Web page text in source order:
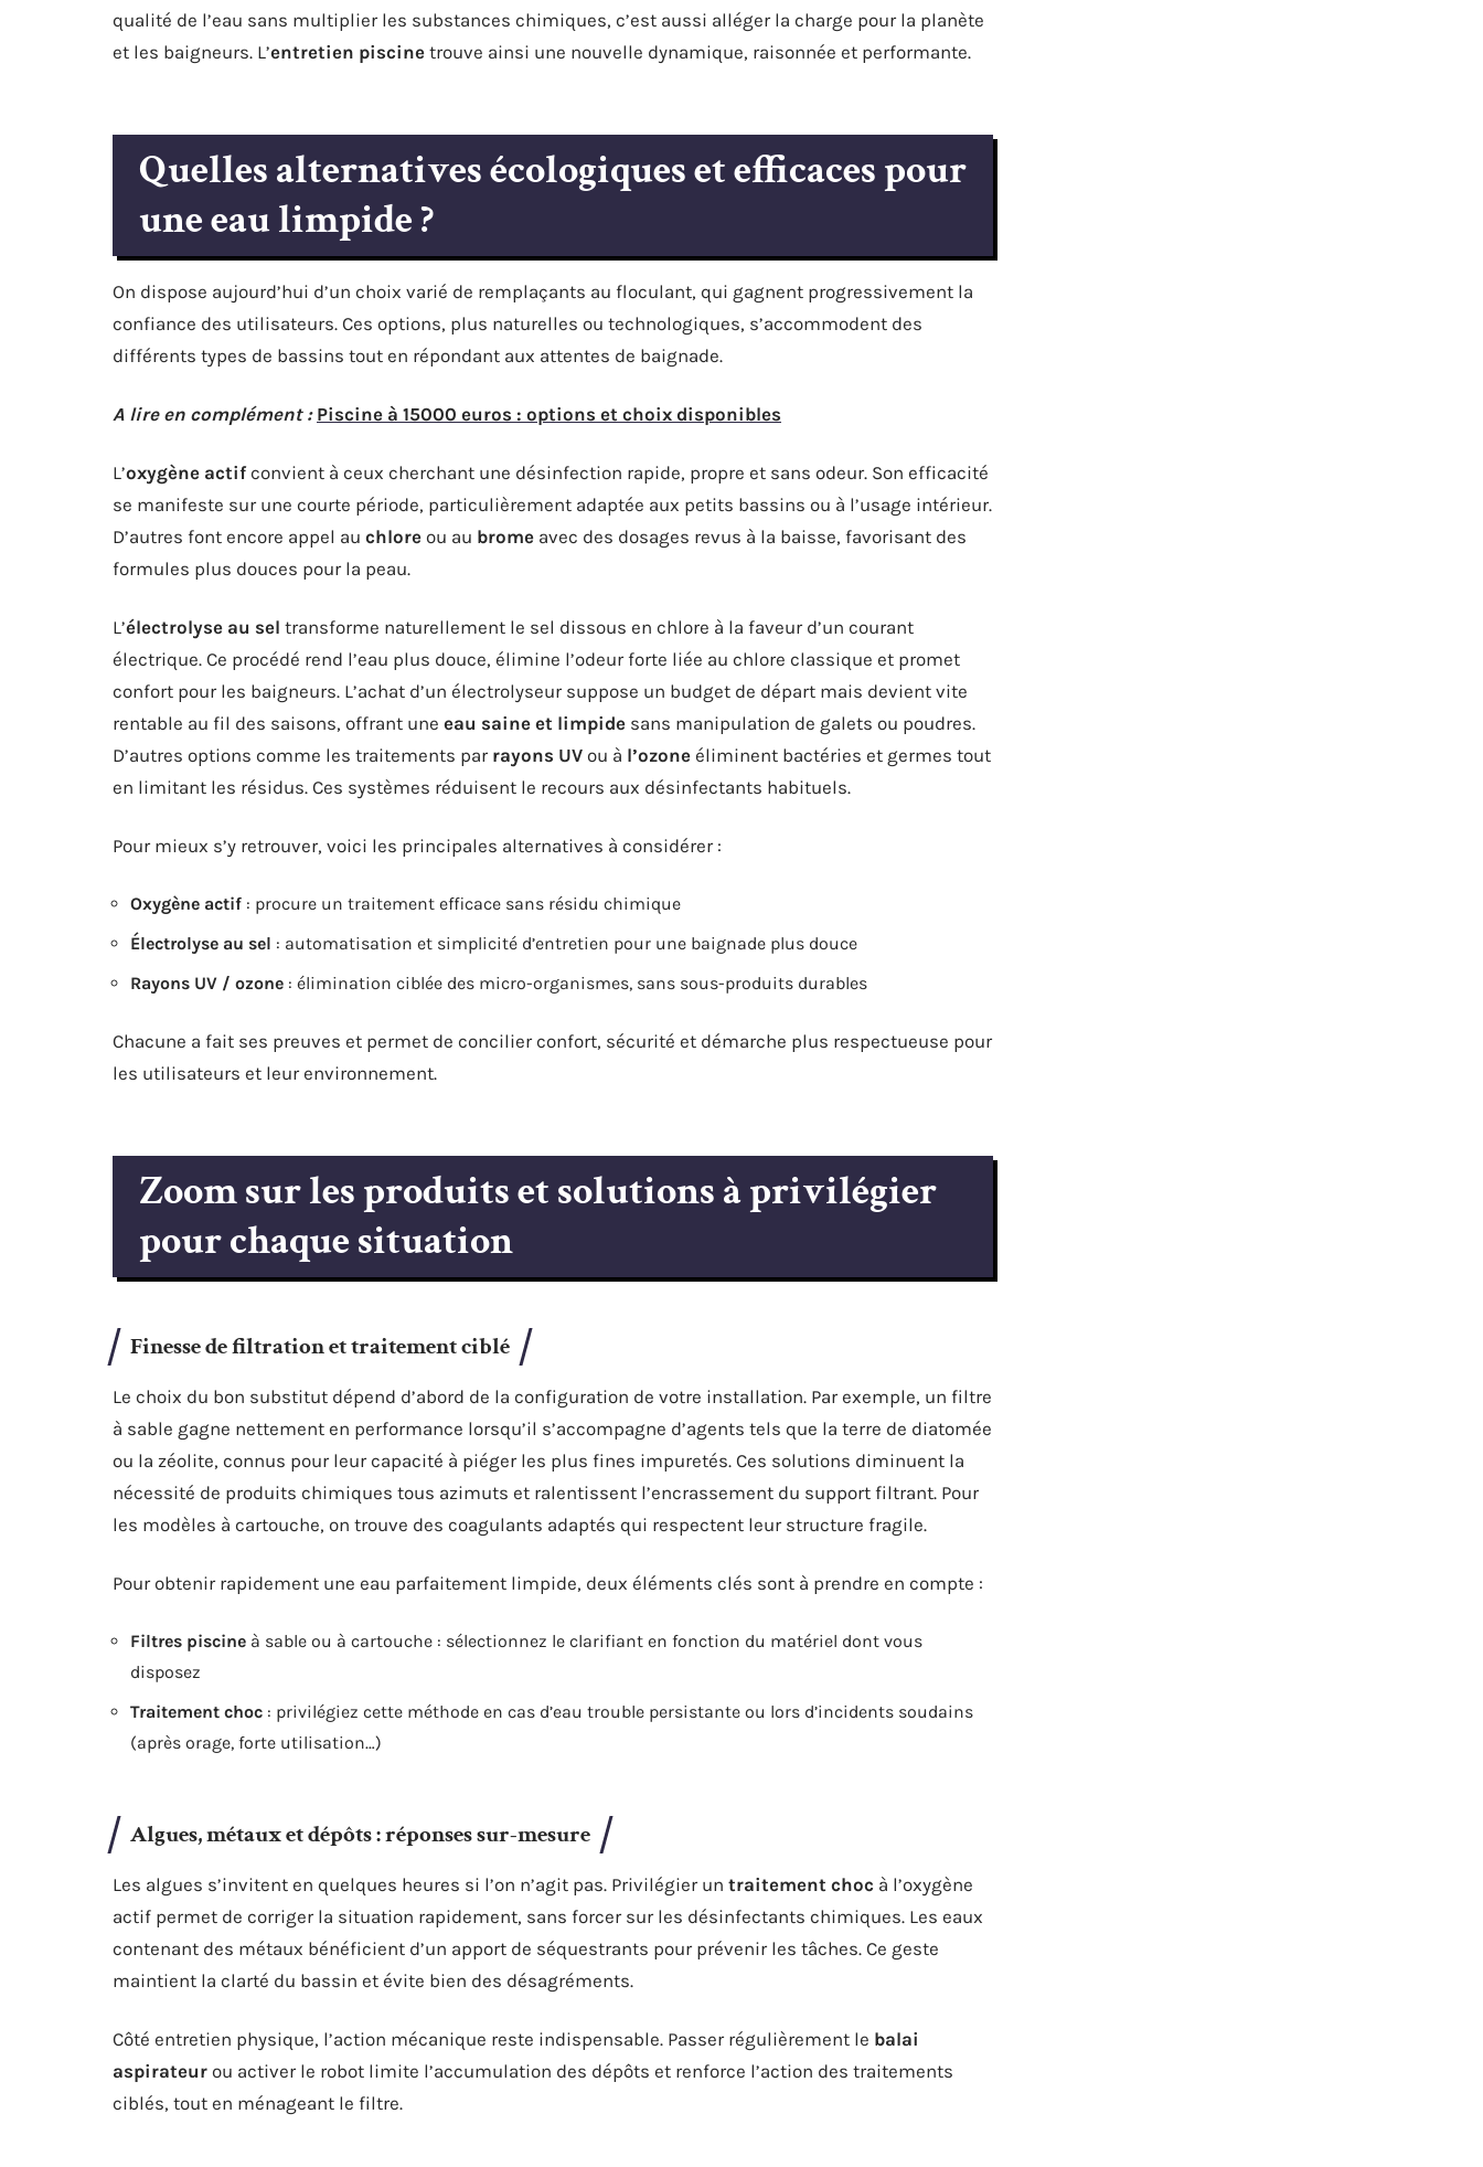
qualité de l’eau sans multiplier les substances chimiques, c’est aussi alléger la charge pour la planète
et les baigneurs. L’entretien piscine trouve ainsi une nouvelle dynamique, raisonnée et performante.
Quelles alternatives écologiques et efficaces pour
une eau limpide ?
On dispose aujourd’hui d’un choix varié de remplaçants au floculant, qui gagnent progressivement la
confiance des utilisateurs. Ces options, plus naturelles ou technologiques, s’accommodent des
différents types de bassins tout en répondant aux attentes de baignade.
A lire en complément : Piscine à 15000 euros : options et choix disponibles
L’oxygène actifconvient à ceux cherchant une désinfection rapide, propre et sans odeur. Son efficacité
se manifeste sur une courte période, particulièrement adaptée aux petits bassins ou à l’usage intérieur.
D’autres font encore appel au chlore ou au brome avec des dosages revus à la baisse, favorisant des
formules plus douces pour la peau.
L’électrolyse au sel transforme naturellement le sel dissous en chlore à la faveur d’un courant
électrique. Ce procédé rend l’eau plus douce, élimine l’odeur forte liée au chlore classique et promet
confort pour les baigneurs. L’achat d’un électrolyseur suppose un budget de départ mais devient vite
rentable au fil des saisons, offrant une eau saine et limpide sans manipulation de galets ou poudres.
D’autres options comme les traitements par rayons UV ou à l’ozone éliminent bactéries et germes tout
en limitant les résidus. Ces systèmes réduisent le recours aux désinfectants habituels.
Pour mieux s’y retrouver, voici les principales alternatives à considérer :
Oxygène actif : procure un traitement efficace sans résidu chimique
Électrolyse au sel : automatisation et simplicité d’entretien pour une baignade plus douce
Rayons UV / ozone : élimination ciblée des micro-organismes, sans sous-produits durables
Chacune a fait ses preuves et permet de concilier confort, sécurité et démarche plus respectueuse pour
les utilisateurs et leur environnement.
Zoom sur les produits et solutions à privilégier
pour chaque situation
Finesse de filtration et traitement ciblé
Le choix du bon substitut dépend d’abord de la configuration de votre installation. Par exemple, un filtre
à sable gagne nettement en performance lorsqu’il s’accompagne d’agents tels que la terre de diatomée
ou la zéolite, connus pour leur capacité à piéger les plus fines impuretés. Ces solutions diminuent la
nécessité de produits chimiques tous azimuts et ralentissent l’encrassement du support filtrant. Pour
les modèles à cartouche, on trouve des coagulants adaptés qui respectent leur structure fragile.
Pour obtenir rapidement une eau parfaitement limpide, deux éléments clés sont à prendre en compte :
Filtres piscine à sable ou à cartouche : sélectionnez le clarifiant en fonction du matériel dont vous
disposez
Traitement choc : privilégiez cette méthode en cas d’eau trouble persistante ou lors d’incidents soudains
(après orage, forte utilisation…)
Algues, métaux et dépôts : réponses sur-mesure
Les algues s’invitent en quelques heures si l’on n’agit pas. Privilégier un traitement choc à l’oxygène
actif permet de corriger la situation rapidement, sans forcer sur les désinfectants chimiques. Les eaux
contenant des métaux bénéficient d’un apport de séquestrants pour prévenir les tâches. Ce geste
maintient la clarté du bassin et évite bien des désagréments.
Côté entretien physique, l’action mécanique reste indispensable. Passer régulièrement le balai
aspirateur ou activer le robot limite l’accumulation des dépôts et renforce l’action des traitements
ciblés, tout en ménageant le filtre.